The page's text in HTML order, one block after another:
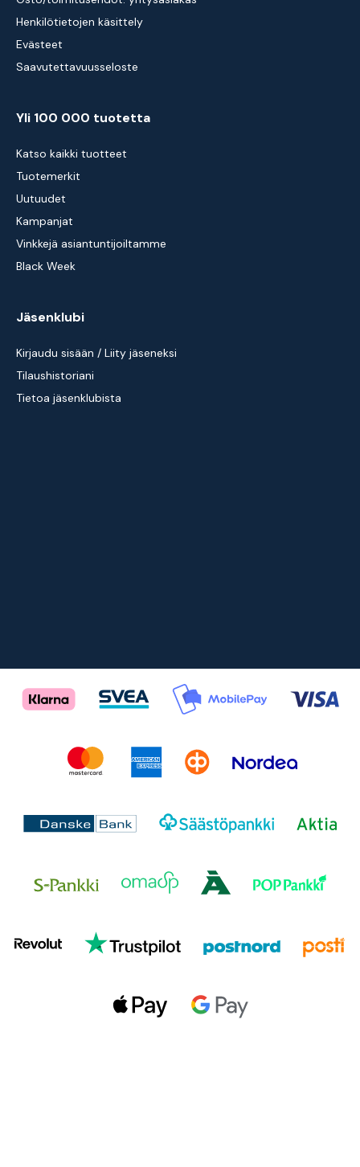
Henkilötietojen käsittely
Evästeet
Saavutettavuusseloste
Yli 100 000 tuotetta
Katso kaikki tuotteet
Tuotemerkit
Uutuudet
Kampanjat
Vinkkejä asiantuntijoiltamme
Black Week
Jäsenklubi
Kirjaudu sisään / Liity jäseneksi
Tilaushistoriani
Tietoa jäsenklubista